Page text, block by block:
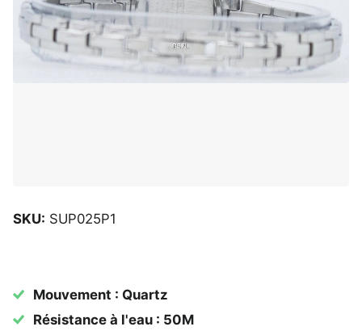
SKU: SUP025P1
Mouvement : Quartz
Résistance à l'eau : 50M